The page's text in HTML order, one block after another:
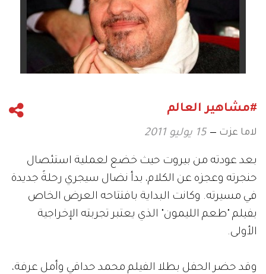
#مشاهير العالم
لاما عزت 15 يوليو 2011
بعد عودته من بيروت حيث خضع لعملية استئصال
حنجرته وعجزه عن الكلام، بدأ نضال سيجري رحلةً جديدة
في مسيرته. وكانت البداية بافتتاحه العرض الخاص
بفيلم "طعم الليمون" الذي يعتبر تجربته الإخراجية
الأولى.
وقد حضر الحفل بطلا الفيلم محمد حداقي وأمل عرفة،